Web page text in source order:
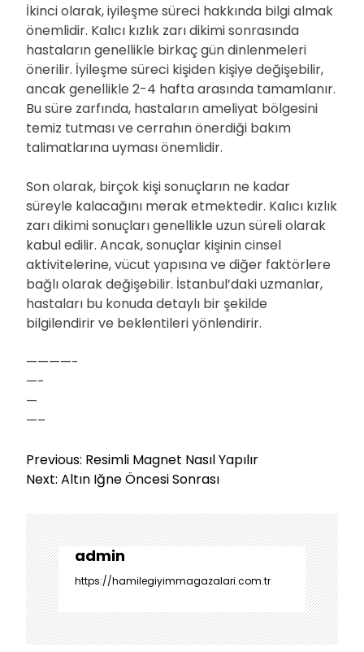
İkinci olarak, iyileşme süreci hakkında bilgi almak
önemlidir. Kalıcı kızlık zarı dikimi sonrasında
hastaların genellikle birkaç gün dinlenmeleri
önerilir. İyileşme süreci kişiden kişiye değişebilir,
ancak genellikle 2-4 hafta arasında tamamlanır.
Bu süre zarfında, hastaların ameliyat bölgesini
temiz tutması ve cerrahın önerdiği bakım
talimatlarına uyması önemlidir.
Son olarak, birçok kişi sonuçların ne kadar
süreyle kalacağını merak etmektedir. Kalıcı kızlık
zarı dikimi sonuçları genellikle uzun süreli olarak
kabul edilir. Ancak, sonuçlar kişinin cinsel
aktivitelerine, vücut yapısına ve diğer faktörlere
bağlı olarak değişebilir. İstanbul’daki uzmanlar,
hastaları bu konuda detaylı bir şekilde
bilgilendirir ve beklentileri yönlendirir.
————-
—-
—
—–
Y
a
ı
g
e
z
i
n
m
Previous: Resimli Magnet Nasıl Yapılır
Next: Altın Iğne Öncesi Sonrası
admin
https://hamilegiyimmagazalari.com.tr